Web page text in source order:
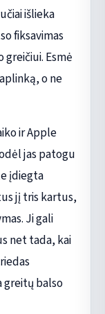
išlieka
fiksavimas
Esmė
o ne
ir Apple
jas patogu
įdiegta
jį tris kartus,
Ji gali
net tada, kai
greitų balso